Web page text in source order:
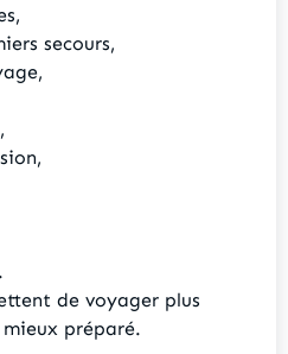
secours,
de voyager plus
préparé.